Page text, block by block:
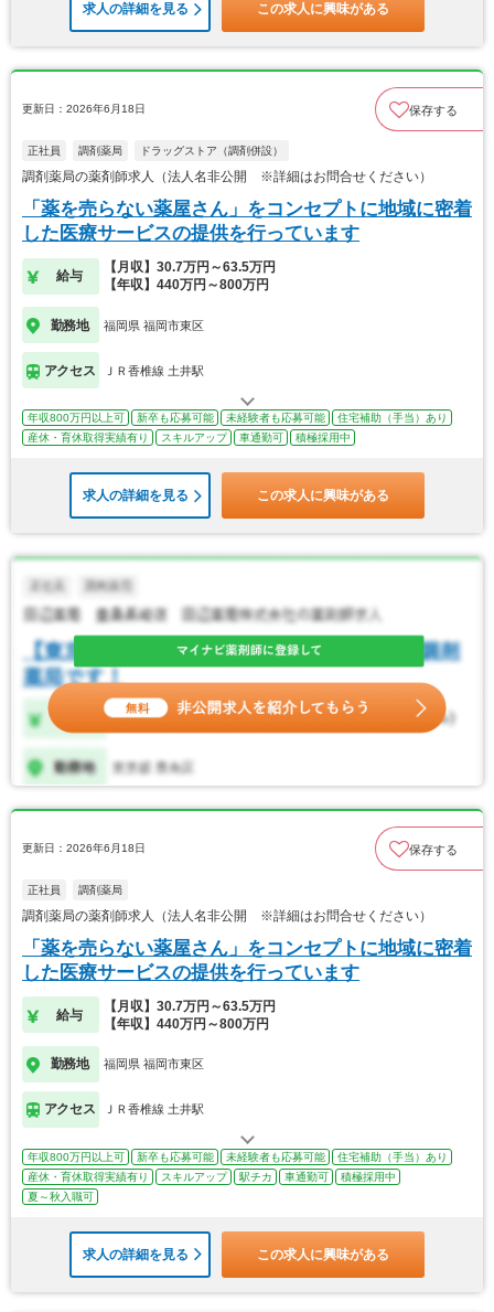
求人の詳細を見る この求人に興味がある
更新日：2026年6月18日 保存する
正社員 調剤薬局 ドラッグストア（調剤併設）
調剤薬局の薬剤師求人（法人名非公開 ※詳細はお問合せください）
「薬を売らない薬屋さん」をコンセプトに地域に密着
した医療サービスの提供を行っています
給与
【月収】30.7万円～63.5万円
【年収】440万円～800万円
勤務地 福岡県 福岡市東区
アクセス ＪＲ香椎線 土井駅
年収800万円以上可 新卒も応募可能 未経験者も応募可能
住宅補助（手当）あり
産休・育休取得実績有り
スキルアップ 車通勤可 積極採用中
求人の詳細を見る この求人に興味がある
更新日：2026年6月18日 保存する
正社員 調剤薬局
調剤薬局の薬剤師求人（法人名非公開 ※詳細はお問合せください）
「薬を売らない薬屋さん」をコンセプトに地域に密着
した医療サービスの提供を行っています
給与
【月収】30.7万円～63.5万円
【年収】440万円～800万円
勤務地 福岡県 福岡市東区
アクセス ＪＲ香椎線 土井駅
年収800万円以上可 新卒も応募可能 未経験者も応募可能
住宅補助（手当）あり
産休・育休取得実績有り
スキルアップ 駅チカ 車通勤可
積極採用中
夏～秋入職可
求人の詳細を見る この求人に興味がある